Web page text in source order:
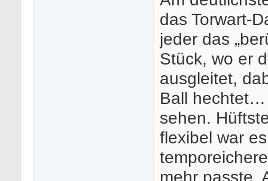
das Torwart-
jeder das
Stück, wo er
ausgleitet,
Ball hechtet…
sehen.
flexibel war
mehr passte.